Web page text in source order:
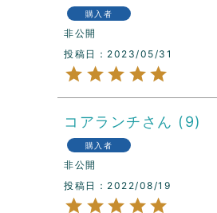
購入者
非公開
投稿日
2023/05/31
コアランチ 9
購入者
非公開
投稿日
2022/08/19